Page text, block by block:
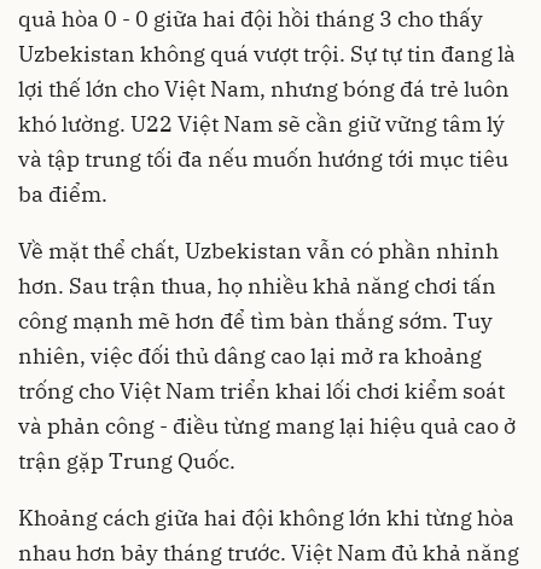
quả hòa 0 - 0 giữa hai đội hồi tháng 3 cho thấy
Uzbekistan không quá vượt trội. Sự tự tin đang là
lợi thế lớn cho Việt Nam, nhưng bóng đá trẻ luôn
khó lường. U22 Việt Nam sẽ cần giữ vững tâm lý
và tập trung tối đa nếu muốn hướng tới mục tiêu
ba điểm.
Về mặt thể chất, Uzbekistan vẫn có phần nhỉnh
hơn. Sau trận thua, họ nhiều khả năng chơi tấn
công mạnh mẽ hơn để tìm bàn thắng sớm. Tuy
nhiên, việc đối thủ dâng cao lại mở ra khoảng
trống cho Việt Nam triển khai lối chơi kiểm soát
và phản công - điều từng mang lại hiệu quả cao ở
trận gặp Trung Quốc.
Khoảng cách giữa hai đội không lớn khi từng hòa
nhau hơn bảy tháng trước. Việt Nam đủ khả năng